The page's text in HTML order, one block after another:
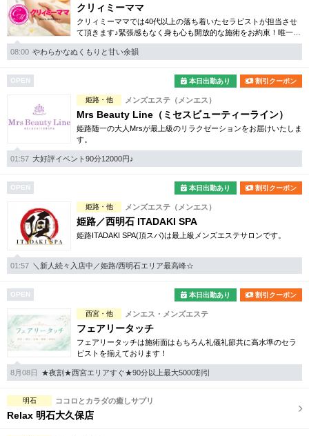
こだわり条件を変更
閉じる
クリィミーママ
クリィミーママでは40代以上の落ち着いたセラピストが担当させ
て頂きます♪緊張感もなく身も心も開放的な施術をお約束！唯一無
二のミセス専門店となります。
08:00 やわらかなぬくもりと甘い余韻
OPEN 本日出勤あり 割引クーポン
姫路・他 メンズエステ（メンエス）
Mrs Beauty Line（ミセスビューティーライン）
姫路随一の大人Mrsが最上級のリラクゼーションをお届けいたしま
す。
01:57 大好評イベント90分12000円♪
OPEN 本日出勤あり 割引クーポン
姫路・他 メンズエステ（メンエス）
姫路／西明石 ITADAKI SPA
姫路ITADAKI SPA(頂スパ)は最上級メンズエステサロンです。
01:57 ＼新人続々入店中／姫路/西明石エリア最高峰☆
OPEN 本日出勤あり 割引クーポン
西宮・他 メンエス・メンズエステ
フェアリータッチ
フェアリータッチは施術面はもちろん礼儀礼節共に高水準のセラ
ピストを揃えております！
8月08日 ★夜割★西宮エリアすぐ★90分以上最大5000割引
明石 ココロとカラダの癒しサプリ
Relax 明石大久保店